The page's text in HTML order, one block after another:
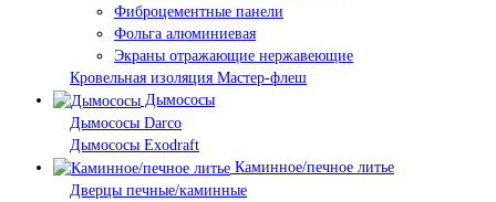
Фиброцементные панели
Фольга алюминиевая
Экраны отражающие нержавеющие
Кровельная изоляция Мастер-флеш
Дымососы
Дымососы Darco
Дымососы Exodraft
Каминное/печное литье
Дверцы печные/каминные